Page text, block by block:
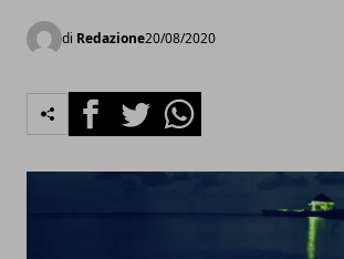
di Redazione20/08/2020
FacebookTwitterWhatsapp